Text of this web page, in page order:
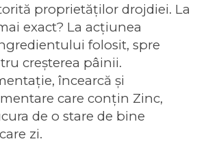
proprietăților drojdiei. La
exact? La acțiunea
folosit, spre
creșterea pâinii.
încearcă și
care conțin Zinc,
de o stare de bine
zi.